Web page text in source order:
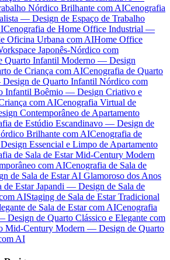
Nórdico Brilhante com AICenografia
— Design de Espaço de Trabalho
Cenografia de Home Office Industrial —
Oficina Urbana com AIHome Office
Japonês-Nórdico com
Quarto Infantil Moderno — Design
de Criança com AICenografia de Quarto
de Quarto Infantil Nórdico com
Infantil Boêmio — Design Criativo e
com AICenografia Virtual de
Contemporâneo de Apartamento
de Estúdio Escandinavo — Design de
Brilhante com AICenografia de
Essencial e Limpo de Apartamento
de Sala de Estar Mid-Century Modern
com AICenografia de Sala de
de Sala de Estar AI Glamoroso dos Anos
de Estar Japandi — Design de Sala de
AIStaging de Sala de Estar Tradicional
de Sala de Estar com AICenografia
de Quarto Clássico e Elegante com
Mid-Century Modern — Design de Quarto
AI